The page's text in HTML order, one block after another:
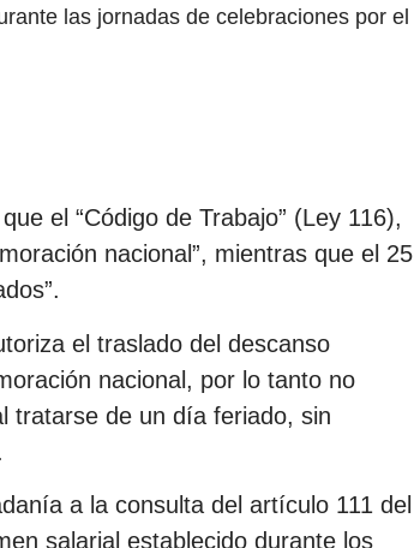
las jornadas de celebraciones por el
el “Código de Trabajo” (Ley 116),
nacional”, mientras que el 25
el traslado del descanso
nacional, por lo tanto no
tratarse de un día feriado, sin
a la consulta del artículo 111 del
salarial establecido durante los